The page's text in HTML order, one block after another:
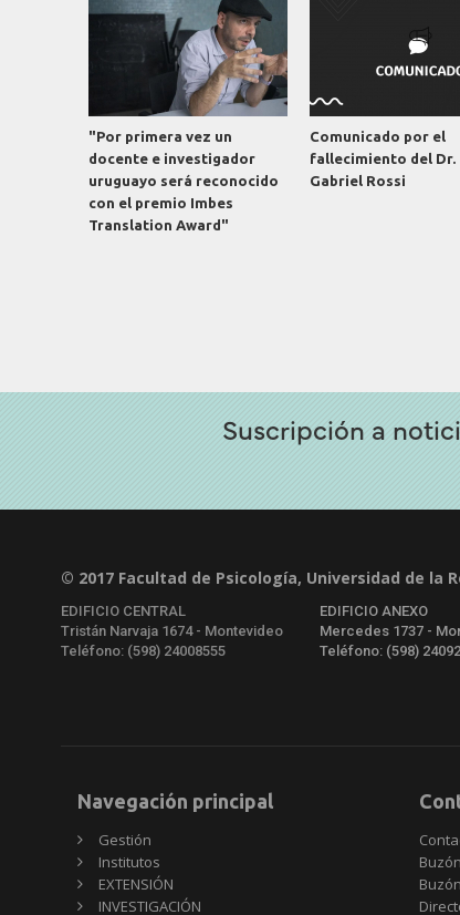
"Por primera vez un
docente e investigador
uruguayo será reconocido
con el premio Imbes
Translation Award"
Comunicado por el
fallecimiento del Dr.
Gabriel Rossi
Suscripción a
© 2017 Facultad de Psicología, Universidad de la
EDIFICIO CENTRAL
Tristán Narvaja 1674 - Montevideo
Teléfono: (598) 24008555
EDIFICIO ANEXO
Mercedes 1737 -
Teléfono: (598)
Navegación principal
Gestión
Institutos
EXTENSIÓN
INVESTIGACIÓN